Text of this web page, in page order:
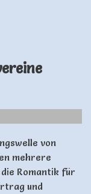
von
mehrere
Romantik für
und